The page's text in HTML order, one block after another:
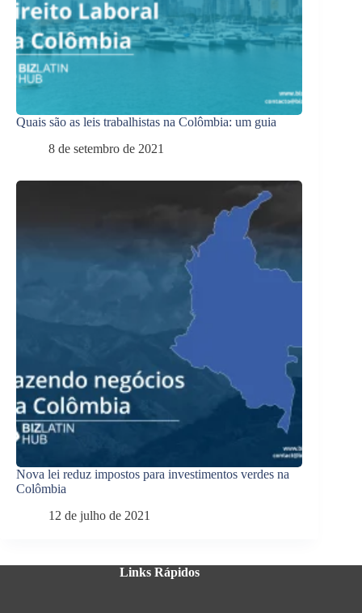
Quais são as leis trabalhistas na Colômbia: um guia
8 de setembro de 2021
Nova lei reduz impostos para investimentos verdes na
Colômbia
12 de julho de 2021
Links Rápidos